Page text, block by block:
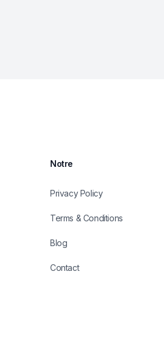
Notre
Privacy Policy
Terms & Conditions
Blog
Contact